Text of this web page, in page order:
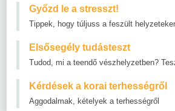
Győzd le a stresszt!
Tippek, hogy túljuss a feszült
Elsősegély tudásteszt
Tudod, mi a teendő vészhelyzetben?
Kérdések a korai terhességről
Aggodalmak, kételyek a terhességről